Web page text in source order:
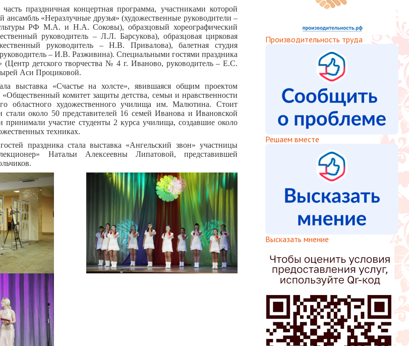
праздничная концертная программа, участниками которой
ансамбль «Неразлучные друзья» (художественные руководители –
РФ М.А. и Н.А. Соковы), образцовый хореографический
руководитель – Л.Л. Барсукова), образцовая цирковая
руководитель – Н.В. Привалова), балетная студия
– И.В. Разживина). Специальными гостями праздника
(Центр детского творчества № 4 г. Иваново, руководитель – Е.С.
Аси Проциковой.
выставка «Счастье на холсте», явившаяся общим проектом
комитет защиты детства, семьи и нравственности
областного художественного училища им. Малютина. Стоит
стали около 50 представителей 16 семей Иванова и Ивановской
принимали участие студенты 2 курса училища, создавшие около
техниках.
праздника стала выставка «Ангельский звон» участницы
Натальи Алексеевны Липатовой, представившей
Производительность труда
Решаем вместе
Высказать мнение